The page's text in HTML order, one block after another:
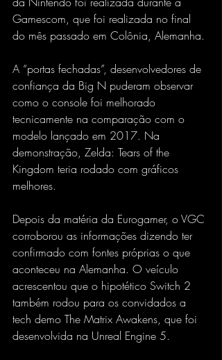
Gamescom, que foi realizada no final
do mês passado em Colônia, Alemanha.
A “portas fechadas”, desenvolvedores de
confiança da Big N puderam observar
como o console foi melhorado
tecnicamente na comparação com o
modelo lançado em 2017. Na
demonstração, Zelda: Tears of the
Kingdom teria rodado com gráficos
melhores.
Depois da matéria da Eurogamer, o VGC
corroborou as informações dizendo ter
confirmado com fontes próprias o que
aconteceu na Alemanha. O veículo
acrescentou que o hipotético Switch 2
também rodou para os convidados a
tech demo The Matrix Awakens, que foi
desenvolvida na Unreal Engine 5.